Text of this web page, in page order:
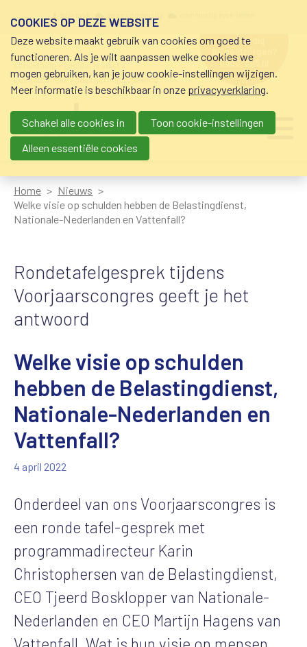
schuldhulp • sociaal krediet •
budgetbeheer • beschermingsbewind
hulp nodig
bij geldzorgen?
0800-8115.nl
Main navigation
Home
Nieuws
Welke visie op schulden hebben de Belastingdienst,
Nationale-Nederlanden en Vattenfall?
Rondetafelgesprek tijdens
Voorjaarscongres geeft je het
antwoord
Welke visie op schulden
hebben de Belastingdienst,
Nationale-Nederlanden en
Vattenfall?
4 april 2022
Onderdeel van ons Voorjaarscongres is
een ronde tafel-gesprek met
programmadirecteur Karin
Christophersen van de Belastingdienst,
CEO Tjeerd Bosklopper van Nationale-
Nederlanden en CEO Martijn Hagens van
COOKIES OP DEZE WEBSITE
Deze website maakt gebruik van cookies om goed te
functioneren. Als je wilt aanpassen welke cookies we
mogen gebruiken, kan je jouw cookie-instellingen wijzigen.
Meer informatie is beschikbaar in onze privacyverklaring.
Schakel alle cookies in
Toon cookie-instellingen
Alleen essentiële cookies